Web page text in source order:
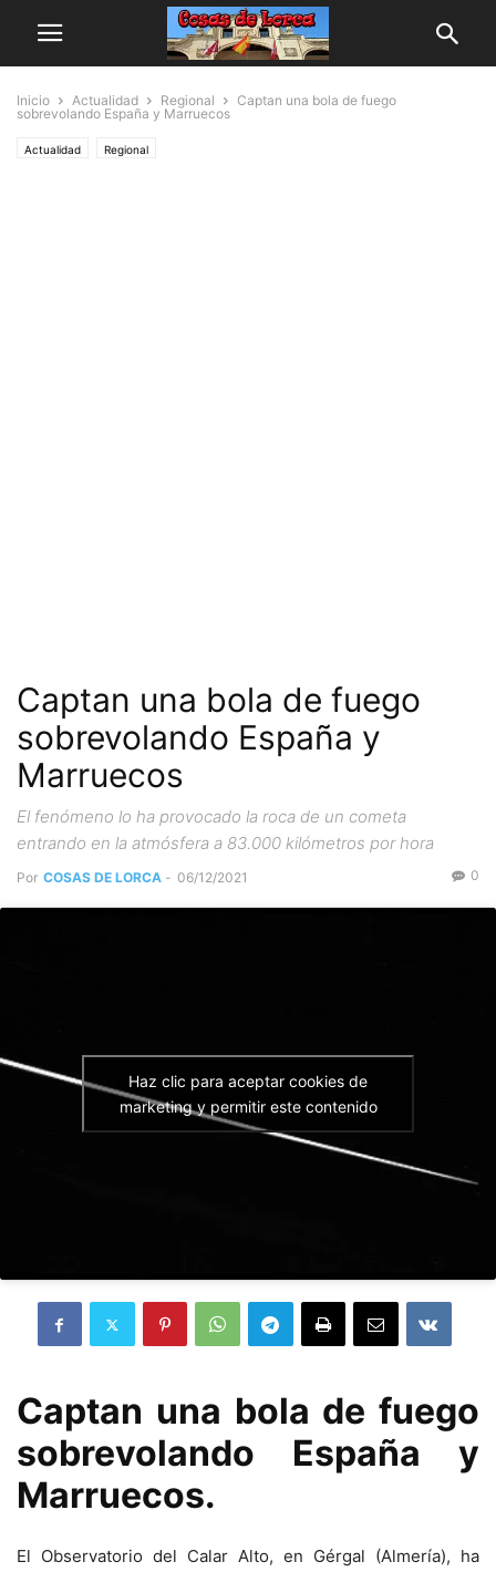
Inicio Actualidad Regional
Captan una bola de fuego
sobrevolando España y Marruecos
Actualidad Regional
Captan una bola de fuego
sobrevolando España y
Marruecos
El fenómeno lo ha provocado la roca de un cometa
entrando en la atmósfera a 83.000 kilómetros por hora
Por COSAS DE LORCA - 06/12/2021 0
Haz clic para aceptar cookies de
marketing y permitir este contenido
Captan una bola de fuego
sobrevolando España y
Marruecos.
El Observatorio del Calar Alto, en Gérgal (Almería), ha